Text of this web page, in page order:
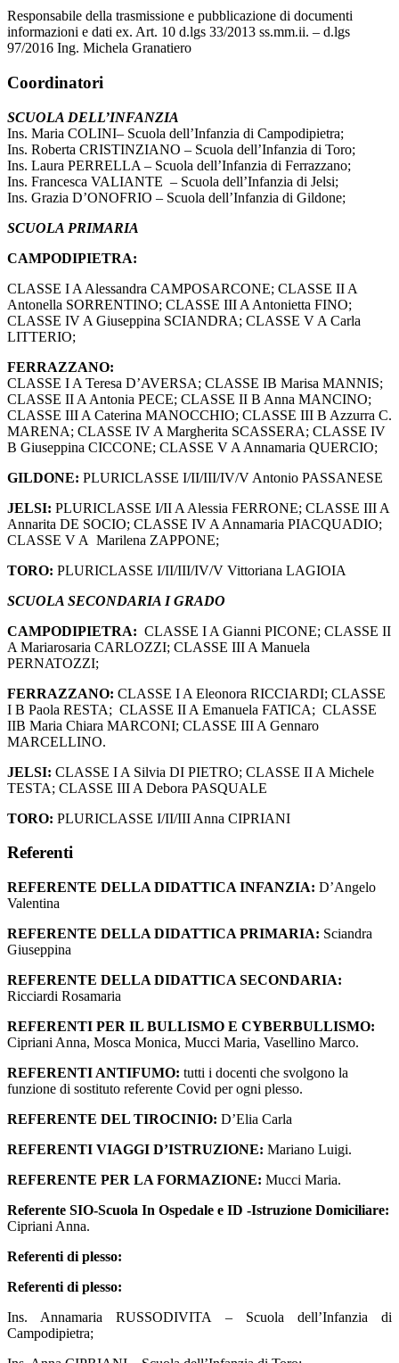
Responsabile della trasmissione e pubblicazione di documenti
informazioni e dati ex. Art. 10 d.lgs 33/2013 ss.mm.ii. – d.lgs
97/2016 Ing. Michela Granatiero
Coordinatori
SCUOLA DELL’INFANZIA
Ins. Maria COLINI– Scuola dell’Infanzia di Campodipietra;
Ins. Roberta CRISTINZIANO – Scuola dell’Infanzia di Toro;
Ins. Laura PERRELLA – Scuola dell’Infanzia di Ferrazzano;
Ins. Francesca VALIANTE – Scuola dell’Infanzia di Jelsi;
Ins. Grazia D’ONOFRIO – Scuola dell’Infanzia di Gildone;
SCUOLA PRIMARIA
CAMPODIPIETRA:
CLASSE I A Alessandra CAMPOSARCONE; CLASSE II A
Antonella SORRENTINO; CLASSE III A Antonietta FINO;
CLASSE IV A Giuseppina SCIANDRA; CLASSE V A Carla
LITTERIO;
FERRAZZANO:
CLASSE I A Teresa D’AVERSA; CLASSE IB Marisa MANNIS;
CLASSE II A Antonia PECE; CLASSE II B Anna MANCINO;
CLASSE III A Caterina MANOCCHIO; CLASSE III B Azzurra C.
MARENA; CLASSE IV A Margherita SCASSERA; CLASSE IV
B Giuseppina CICCONE; CLASSE V A Annamaria QUERCIO;
GILDONE: PLURICLASSE I/II/III/IV/V Antonio PASSANESE
JELSI: PLURICLASSE I/II A Alessia FERRONE; CLASSE III A
Annarita DE SOCIO; CLASSE IV A Annamaria PIACQUADIO;
CLASSE V A Marilena ZAPPONE;
TORO: PLURICLASSE I/II/III/IV/V Vittoriana LAGIOIA
SCUOLA SECONDARIA I GRADO
CAMPODIPIETRA: CLASSE I A Gianni PICONE; CLASSE II
A Mariarosaria CARLOZZI; CLASSE III A Manuela
PERNATOZZI;
FERRAZZANO: CLASSE I A Eleonora RICCIARDI; CLASSE
I B Paola RESTA; CLASSE II A Emanuela FATICA; CLASSE
IIB Maria Chiara MARCONI; CLASSE III A Gennaro
MARCELLINO.
JELSI: CLASSE I A Silvia DI PIETRO; CLASSE II A Michele
TESTA; CLASSE III A Debora PASQUALE
TORO: PLURICLASSE I/II/III Anna CIPRIANI
Referenti
REFERENTE DELLA DIDATTICA INFANZIA: D’Angelo
Valentina
REFERENTE DELLA DIDATTICA PRIMARIA: Sciandra
Giuseppina
REFERENTE DELLA DIDATTICA SECONDARIA:
Ricciardi Rosamaria
REFERENTI PER IL BULLISMO E CYBERBULLISMO:
Cipriani Anna, Mosca Monica, Mucci Maria, Vasellino Marco.
REFERENTI ANTIFUMO: tutti i docenti che svolgono la
funzione di sostituto referente Covid per ogni plesso.
REFERENTE DEL TIROCINIO: D’Elia Carla
REFERENTI VIAGGI D’ISTRUZIONE: Mariano Luigi.
REFERENTE PER LA FORMAZIONE: Mucci Maria.
Referente SIO-Scuola In Ospedale e ID -Istruzione Domiciliare:
Cipriani Anna.
Referenti di plesso:
Referenti di plesso:
Ins. Annamaria RUSSODIVITA – Scuola dell’Infanzia di
Campodipietra;